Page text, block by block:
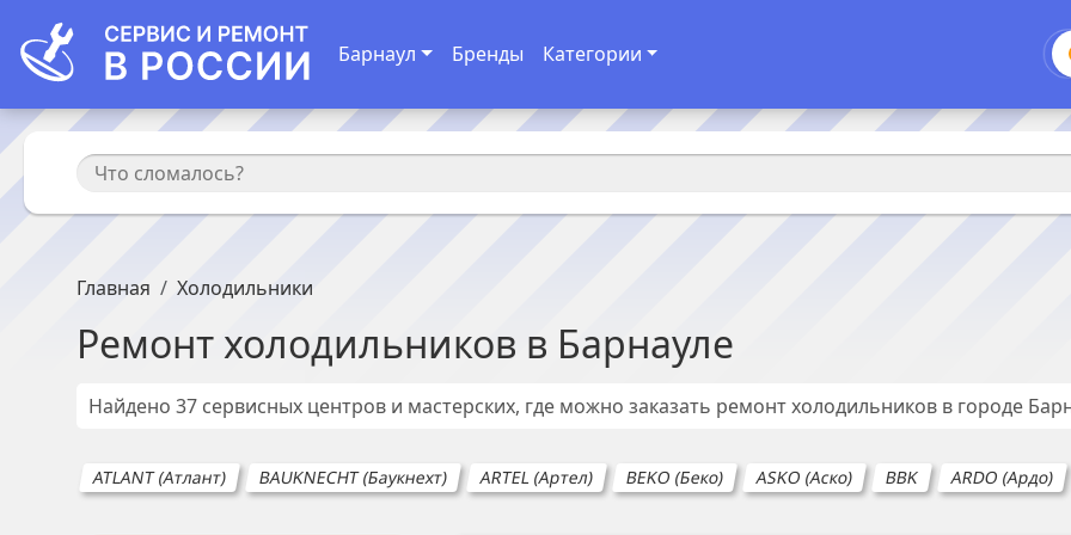
Барнаул Бренды Категории
Главная Холодильники
Ремонтхолодильников в Барнауле
Найдено 37 сервисных центров и мастерских, где можно заказать ремонтхолодильников в городе
ATLANT (Атлант) BAUKNECHT (Баукнехт) ARTEL (Артел) BEKO (Беко) ASKO (Аско) BBK ARDO (Ардо)